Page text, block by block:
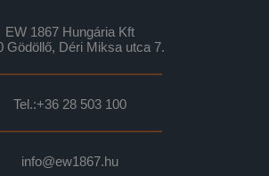
EW 1867 Hungária Kft
Gödöllő, Déri Miksa utca 7.
Tel.:+36 28 503 100
info@ew1867.hu